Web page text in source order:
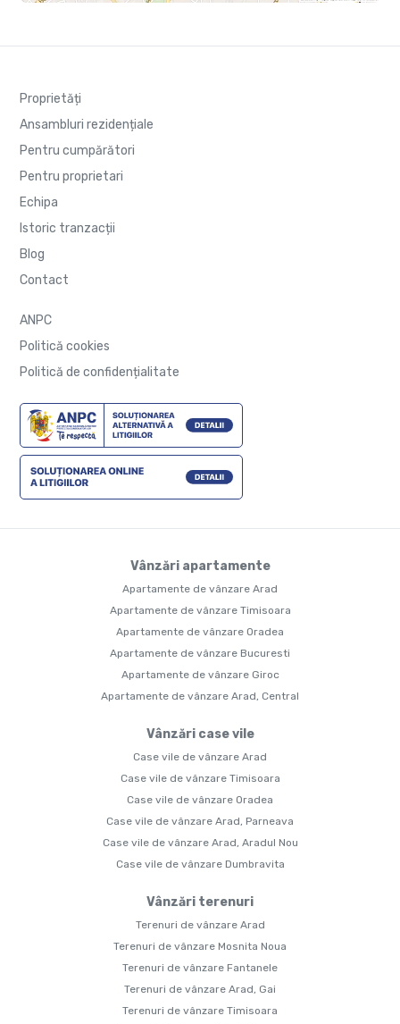
Proprietăți
Ansambluri rezidențiale
Pentru cumpărători
Pentru proprietari
Echipa
Istoric tranzacții
Blog
Contact
ANPC
Politică cookies
Politică de confidențialitate
Vânzări apartamente
Apartamente de vânzare Arad
Apartamente de vânzare Timisoara
Apartamente de vânzare Oradea
Apartamente de vânzare Bucuresti
Apartamente de vânzare Giroc
Apartamente de vânzare Arad, Central
Vânzări case vile
Case vile de vânzare Arad
Case vile de vânzare Timisoara
Case vile de vânzare Oradea
Case vile de vânzare Arad, Parneava
Case vile de vânzare Arad, Aradul Nou
Case vile de vânzare Dumbravita
Vânzări terenuri
Terenuri de vânzare Arad
Terenuri de vânzare Mosnita Noua
Terenuri de vânzare Fantanele
Terenuri de vânzare Arad, Gai
Terenuri de vânzare Timisoara